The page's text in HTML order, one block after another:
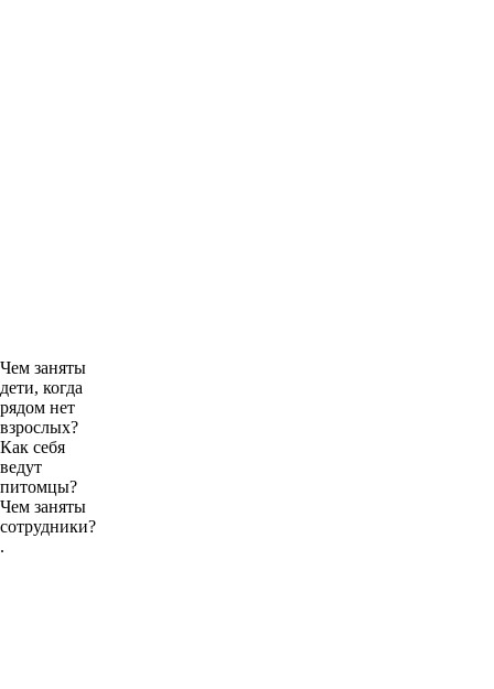
Чем заняты
дети, когда
рядом нет
взрослых?
Как себя
ведут
питомцы?
Чем заняты
сотрудники?
.